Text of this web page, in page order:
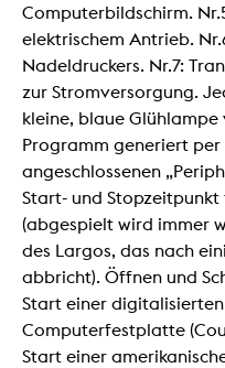
Computerbildschirm.
elektrischem Antrieb.
Nadeldruckers. Nr.7:
zur Stromversorgung.
kleine, blaue Glühlampe
Programm generiert
angeschlossenen
Start- und
(abgespielt wird immer
des Largos, das nach
abbricht). Öffnen und
Start einer
Computerfestplatte
Start einer